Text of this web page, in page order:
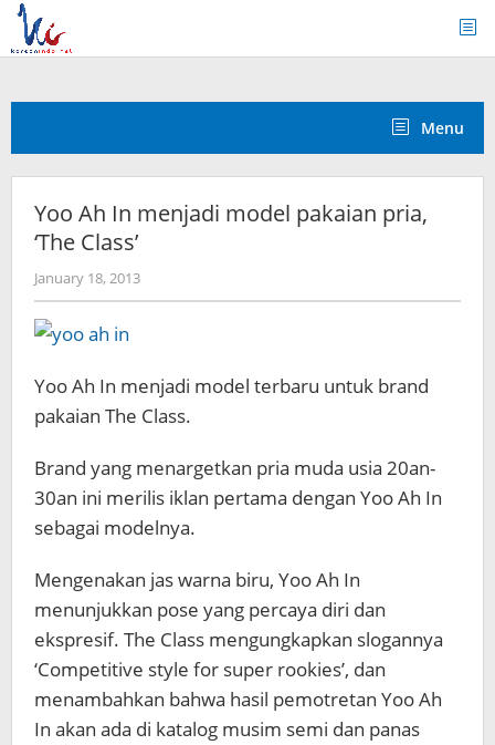
Skip
content
Menu
Yoo Ah In menjadi model pakaian pria,
‘The Class’
January 18, 2013by
Koreanindo
Yoo Ah In menjadi model terbaru untuk brand
pakaian The Class.
Brand yang menargetkan pria muda usia 20an-
30an ini merilis iklan pertama dengan Yoo Ah In
sebagai modelnya.
Mengenakan jas warna biru, Yoo Ah In
menunjukkan pose yang percaya diri dan
ekspresif. The Class mengungkapkan slogannya
‘Competitive style for super rookies’, dan
menambahkan bahwa hasil pemotretan Yoo Ah
In akan ada di katalog musim semi dan panas